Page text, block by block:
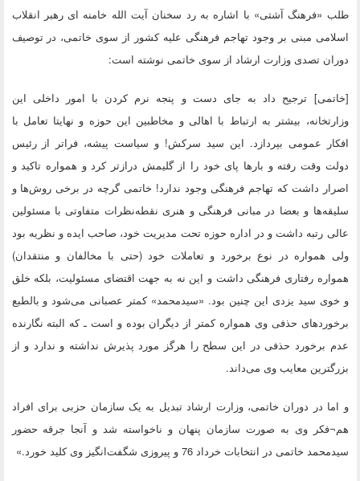
طلب «فرهنگ آشتی» با اشاره به رد سخنان آیت الله خامنه ای رهبر انقلاب
اسلامی مبنی بر وجود تهاجم فرهنگی علیه کشور از سوی خاتمی، در توصیف
دوران تصدی وزارت ارشاد از سوی خاتمی نوشته است:
[خاتمی] ترجیح داد به جای دست و پنجه نرم کردن با امور داخلی این
وزارتخانه، بیشتر به ارتباط با اهالی و مخاطبین این حوزه و نهایتا تعامل با
افکار عمومی بپردازد. این سید سرکش! و سیاست پیشه، فراتر از رئیس
دولت وقت رفته و بارها پای خود را از گلیمش درازتر کرد و همواره تاکید و
اصرار داشت که تهاجم فرهنگی وجود ندارد! خاتمی گرچه در برخی روش‌ها و
سلیقه‌ها و بعضا در مبانی فرهنگی و هنری نقطه‌نظرات متفاوتی با مسئولین
عالی رتبه داشت و در اداره حوزه تحت مدیریت خود، صاحب ایده و نظریه بود
ولی همواره در نوع برخورد و تعاملات خود (حتی با مخالفان و منتقدان)
همواره رفتاری فرهنگی داشت و این نه به جهت اقتضای مسئولیت، بلکه خلق
و خوی سید یزدی این چنین بود. «سیدمحمد» کمتر عصبانی می‌شود و بالطبع
برخوردهای حذفی وی همواره کمتر از دیگران بوده و است ـ که البته نگارنده
عدم برخورد حذفی در این سطح را هرگز مورد پذیرش نداشته و ندارد و از
بزرگترین معایب وی می‌داند.
و اما در دوران خاتمی، وزارت ارشاد تبدیل به یک سازمان حزبی برای افراد
هم¬فکر وی به صورت سازمان پنهان و ناخواسته شد و آنجا جرقه حضور
سیدمحمد خاتمی در انتخابات خرداد 76 و پیروزی شگفت‌انگیز وی کلید خورد.»